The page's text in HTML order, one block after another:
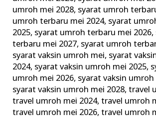
umroh mei 2028, syarat umroh
umroh terbaru mei 2024, syarat
2025, syarat umroh terbaru mei 2026,
terbaru mei 2027, syarat umroh
syarat vaksin umroh mei, syarat
2024, syarat vaksin umroh mei 2025,
umroh mei 2026, syarat vaksin umroh
syarat vaksin umroh mei 2028,travel
travel umroh mei 2024,travel umroh
travel umroh mei 2026,travel umroh